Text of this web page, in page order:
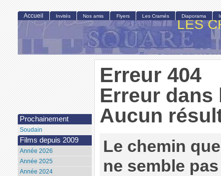
LES
Erreur 404
Erreur dans
Aucun
Le chemin
ne semble
Accueil Invités Nos amis Flyers Les Cramés Diaporama
Prochainement
Soudain
Films depuis 2009
Année 2026
Année 2025
Année 2024